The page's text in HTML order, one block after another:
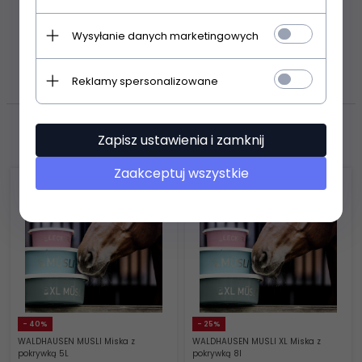
ZASOBY DOTYCZĄCE
BEZPIECZEŃSTWA I PRODUKTÓW
Polecamy
- 40%
WALDHAUSEN MUSLI Miska z
pokrywką 5L
- 25%
WALDHAUSEN MUSLI XL Miska z
pokrywką 8l
Wysyłanie danych marketingowych
Reklamy spersonalizowane
Zapisz ustawienia i zamknij
Zaakceptuj wszystkie